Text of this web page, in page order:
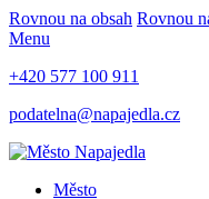
Rovnou na obsah Rovnou
Menu
+420 577 100 911
podatelna@napajedla.cz
Město